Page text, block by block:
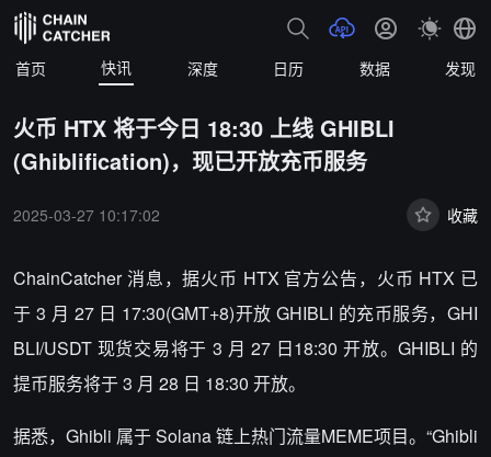
首页 快讯 深度 日历 数据 发现
火币 HTX 将于今日 18:30 上线 GHIBLI
(Ghiblification)，现已开放充币服务
2025-03-27 10:17:02 收藏
ChainCatcher 消息，据火币 HTX 官方公告，火币 HTX 已
于 3 月 27 日 17:30(GMT+8)开放 GHIBLI 的充币服务，GHI
BLI/USDT 现货交易将于 3 月 27 日18:30 开放。GHIBLI 的
提币服务将于 3 月 28 日 18:30 开放。
据悉，Ghibli 属于 Solana 链上热门流量MEME项目。“Ghibli